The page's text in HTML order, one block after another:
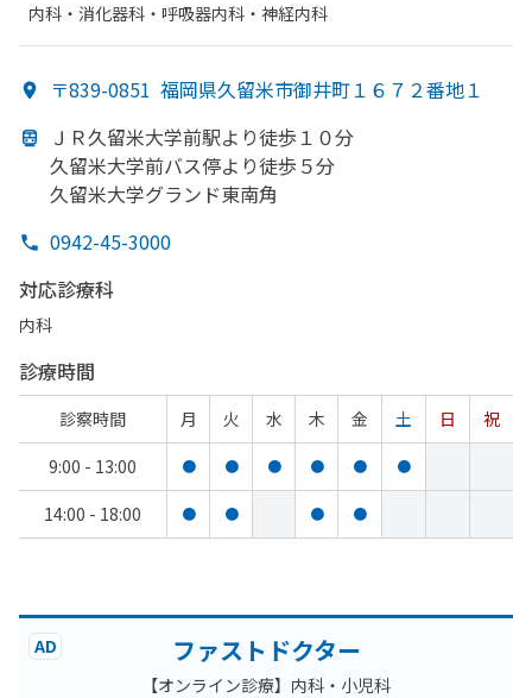
内科・​消化器科・​呼吸器内科・​神経内科
〒839-0851 福岡県久留米市御井町１６７２番地１
ＪＲ久留米大学前駅より徒歩１０分
久留米大学前バス停より徒歩５分
久留米大学グランド東南角
0942-45-3000
対応診療科
内科
診療時間
診察時間 月 火 水 木 金 土 日
祝
9:00 - 13:00
● ● ● ● ● ●
14:00 - 18:00 ● ● ● ●
AD ファストドクター
【オンライン診療】内科・小児科